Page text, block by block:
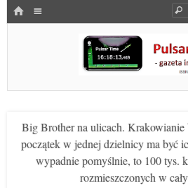
HOME
Pulsarowy.pl
Big Brother na ulicach.
początek w jednej dzielnicy ma być
wypadnie pomyślnie, to 100 tys.
rozmieszczonych w